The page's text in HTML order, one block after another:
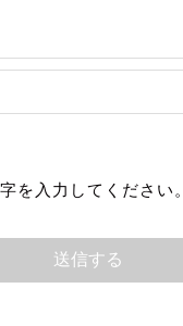
を入力してください。